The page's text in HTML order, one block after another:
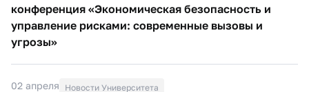
конференция «Экономическая безопасность и
управление рисками: современные вызовы и
угрозы»
02 апреля Новости Университета